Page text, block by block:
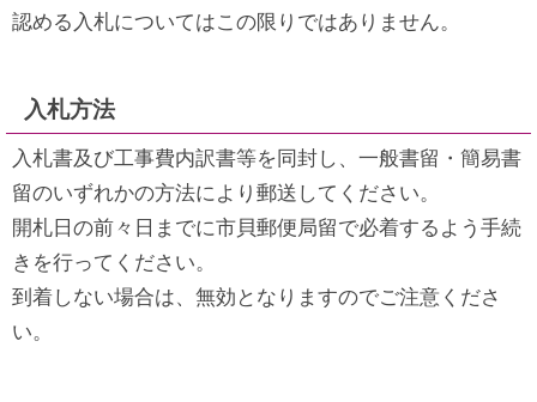
認める入札についてはこの限りではありません。
入札方法
入札書及び工事費内訳書等を同封し、一般書留・簡易書
留のいずれかの方法により郵送してください。
開札日の前々日までに市貝郵便局留で必着するよう手続
きを行ってください。
到着しない場合は、無効となりますのでご注意くださ
い。